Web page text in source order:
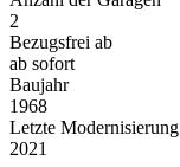
2
Bezugsfrei ab
ab sofort
Baujahr
1968
Letzte Modernisierung
2021